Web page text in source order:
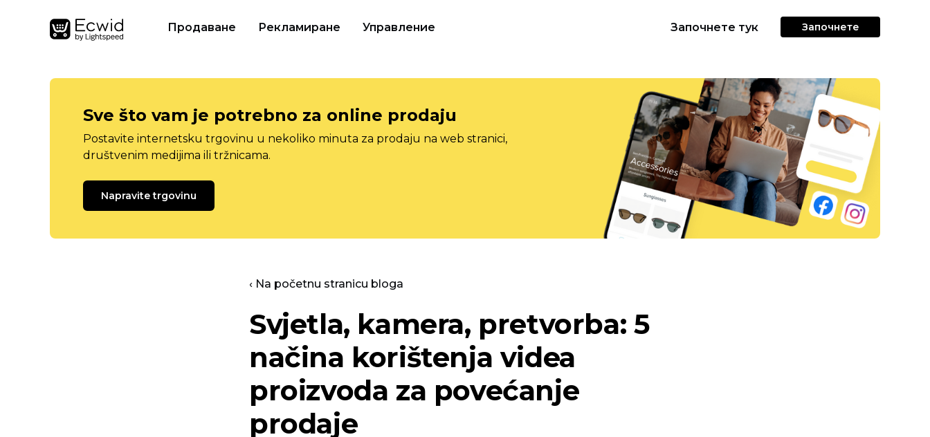
Продаване Рекламиране Управление Започнете тук Започнете
Sve što vam je potrebno za online prodaju
Postavite internetsku trgovinu u nekoliko minuta za prodaju na web stranici,
društvenim medijima ili tržnicama.
Napravite trgovinu
‹ Na početnu stranicu bloga
Svjetla, kamera, pretvorba: 5
načina korištenja videa
proizvoda za povećanje
prodaje